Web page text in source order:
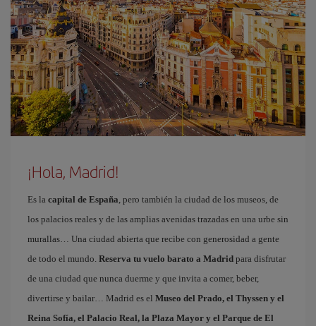
¡Hola, Madrid!
Es la capital de España, pero también la ciudad de los museos, de
los palacios reales y de las amplias avenidas trazadas en una urbe sin
murallas… Una ciudad abierta que recibe con generosidad a gente
de todo el mundo. Reserva tu vuelo barato a Madrid para disfrutar
de una ciudad que nunca duerme y que invita a comer, beber,
divertirse y bailar… Madrid es el Museo del Prado, el Thyssen y el
Reina Sofía, el Palacio Real, la Plaza Mayor y el Parque de El